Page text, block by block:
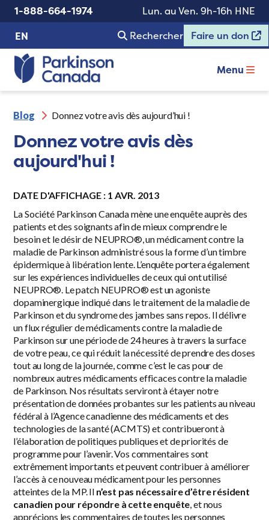
1-888-664-1974
Lun. au Ven. 9h-16h HNE
EN
Rechercher Faire un don
Menu
Blog Donnez votre avis dès aujourd’hui !
Donnez votre avis dès
aujourd'hui !
DATE D'AFFICHAGE : 1 AVR. 2013
La Société Parkinson Canada mène une enquête auprès des
patients et des soignants afin de mieux comprendre le
besoin et le désir de NEUPRO®, un médicament contre la
maladie de Parkinson administré sous la forme d’un timbre
épidermique à libération lente. L’enquête portera également
sur les expériences individuelles de ceux qui ont utilisé
NEUPRO®. Le patch NEUPRO® est un agoniste
dopaminergique indiqué dans le traitement de la maladie de
Parkinson et du syndrome des jambes sans repos. Il délivre
un flux régulier de médicaments contre la maladie de
Parkinson sur une période de 24 heures à travers la surface
de votre peau, ce qui réduit la nécessité de prendre des doses
tout au long de la journée, comme c’est le cas pour de
nombreux autres médicaments efficaces contre la maladie
de Parkinson. Nos résultats serviront à étayer notre
présentation de données probantes sur les patients au niveau
fédéral à l’Agence canadienne des médicaments et des
technologies de la santé (ACMTS) et contribueront à
l’élaboration de politiques publiques et de priorités de
programme pour l’avenir. Vos commentaires sont
extrêmement importants et peuvent contribuer à améliorer
l’accès à ce nouveau médicament pour les personnes
atteintes de la MP. Il n’est pas nécessaire d’être résident
canadien pour répondre à cette enquête, et nous
apprécions les commentaires de toutes les personnes